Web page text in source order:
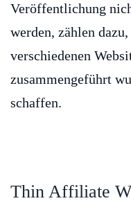
Veröffentlichung
werden, zählen
verschiedenen
zusammengeführt
schaffen.
Thin Affiliate